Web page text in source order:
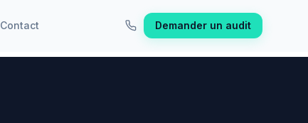
Contact Demander un audit